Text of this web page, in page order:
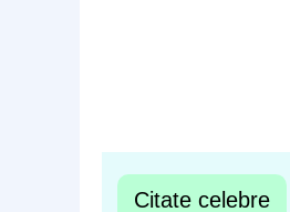
Citate celebre